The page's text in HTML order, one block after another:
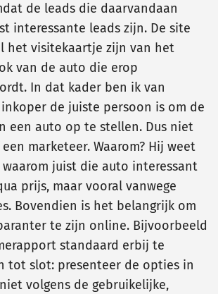
de leads die daarvandaan
interessante leads zijn. De site
het visitekaartje zijn van het
van de auto die erop
In dat kader ben ik van
de juiste persoon is om de
een auto op te stellen. Dus niet
marketeer. Waarom? Hij weet
juist die auto interessant
prijs, maar vooral vanwege
Bovendien is het belangrijk om
te zijn online. Bijvoorbeeld
standaard erbij te
tot slot: presenteer de opties in
volgens de gebruikelijke,